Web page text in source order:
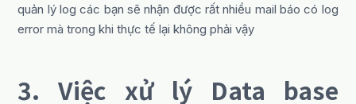
quản lý log các bạn sẽ nhận được rất nhiều mail báo có log
error mà trong khi thực tế lại không phải vậy
3. Việc xử lý Data base